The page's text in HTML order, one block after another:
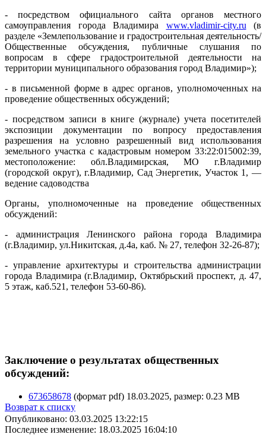
- посредством официального сайта органов местного
самоуправления города Владимира www.vladimir-city.ru (в
разделе «Землепользование и градостроительная деятельность/
Общественные обсуждения, публичные слушания по
вопросам в сфере градостроительной деятельности на
территории муниципального образования город Владимир»);
- в письменной форме в адрес органов, уполномоченных на
проведение общественных обсуждений;
- посредством записи в книге (журнале) учета посетителей
экспозиции документации по вопросу предоставления
разрешения на условно разрешенный вид использования
земельного участка с кадастровым номером 33:22:015002:39,
местоположение: обл.Владимирская, МО г.Владимир
(городской округ), г.Владимир, Сад Энергетик, Участок 1, —
ведение садоводства
Органы, уполномоченные на проведение общественных
обсуждений:
- администрация Ленинского района города Владимира
(г.Владимир, ул.Никитская, д.4а, каб. № 27, телефон 32-26-87);
- управление архитектуры и строительства администрации
города Владимира (г.Владимир, Октябрьский проспект, д. 47,
5 этаж, каб.521, телефон 53-60-86).
Заключение о результатах общественных
обсуждений:
673658678 (формат pdf) 18.03.2025, размер: 0.23 MB
Возврат к списку
Опубликовано: 03.03.2025 13:22:15
Последнее изменение: 18.03.2025 16:04:10